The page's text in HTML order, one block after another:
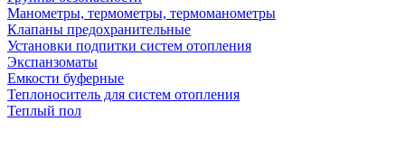
Манометры, термометры, термоманометры
Клапаны предохранительные
Установки подпитки систем отопления
Экспанзоматы
Емкости буферные
Теплоноситель для систем отопления
Теплый пол